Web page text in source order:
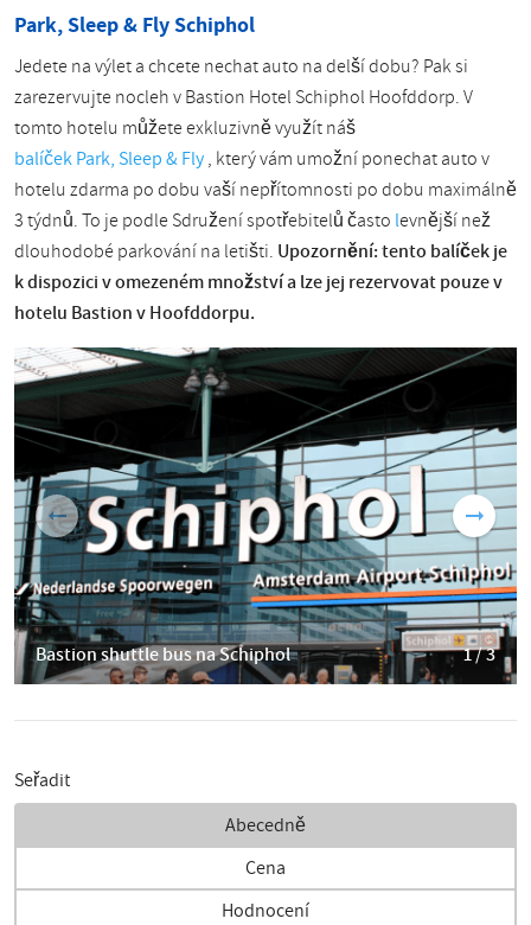
Park, Sleep & Fly Schiphol
Jedete na výlet a chcete nechat auto na delší dobu? Pak si
zarezervujte nocleh v Bastion Hotel Schiphol Hoofddorp. V
tomto hotelu můžete exkluzivně využít náš
balíček Park, Sleep & Fly, který vám umožní ponechat auto v
hotelu zdarma po dobu vaší nepřítomnosti po dobu maximálně
3 týdnů. To je podle Sdružení spotřebitelů často levnější než
dlouhodobé parkování na letišti. Upozornění: tento balíček je
k dispozici v omezeném množství a lze jej rezervovat pouze v
hotelu Bastion v Hoofddorpu.
Bastion shuttle bus na Schiphol 1 / 3
Seřadit
Abecedně
Cena
Hodnocení